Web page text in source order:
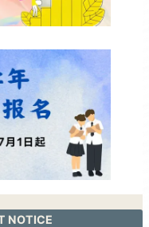
NOTICE